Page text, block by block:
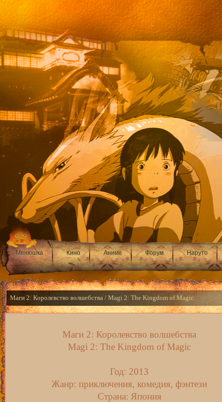
Менюшка Кино Аниме Форум Наруто
Маги 2: Королевство волшебства / Magi 2: The Kingdom of Magic
Маги 2: Королевство волшебства
Magi 2: The Kingdom of Magic
Год: 2013
Жанр: приключения, комедия, фэнтези
Страна: Япония